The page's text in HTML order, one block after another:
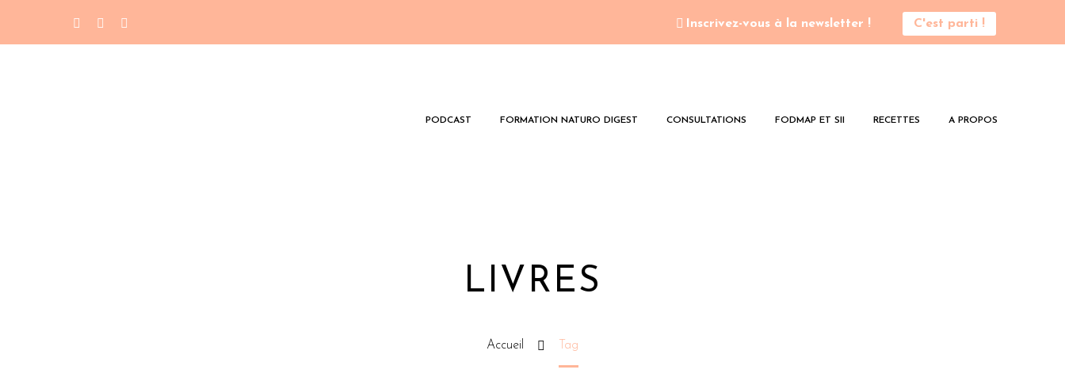
Inscrivez-vous à la newsletter ! C'est parti !
PODCAST FORMATION NATURO DIGEST CONSULTATIONS FODMAP ET SII RECETTES A PROPOS
LIVRES
Accueil Tag